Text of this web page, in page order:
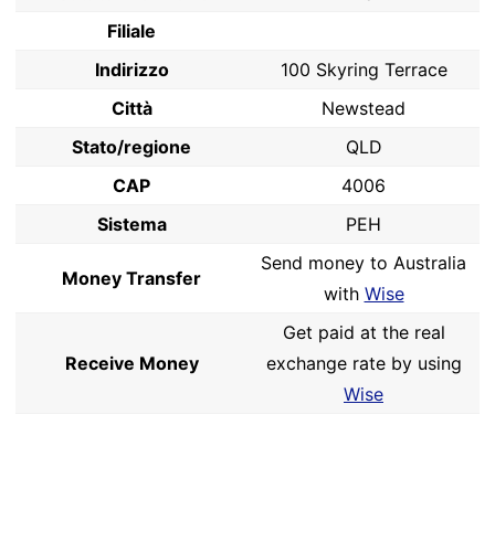
Filiale
Indirizzo
100 Skyring Terrace
Città
Newstead
Stato/regione
QLD
CAP
4006
Sistema
PEH
Money Transfer
Send money to Australia
with Wise
Receive Money
Get paid at the real
exchange rate by using
Wise